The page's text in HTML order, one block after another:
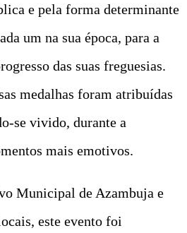
e pela forma determinante
um na sua época, para a
das suas freguesias.
medalhas foram atribuídas
se vivido, durante a
mais emotivos.
Municipal de Azambuja e
este evento foi